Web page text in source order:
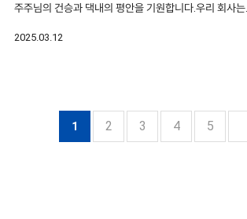
주주님의 건승과 댁내의 평안을 기원합니다.우리 회사는…
2025.03.12
1 2 3 4 5